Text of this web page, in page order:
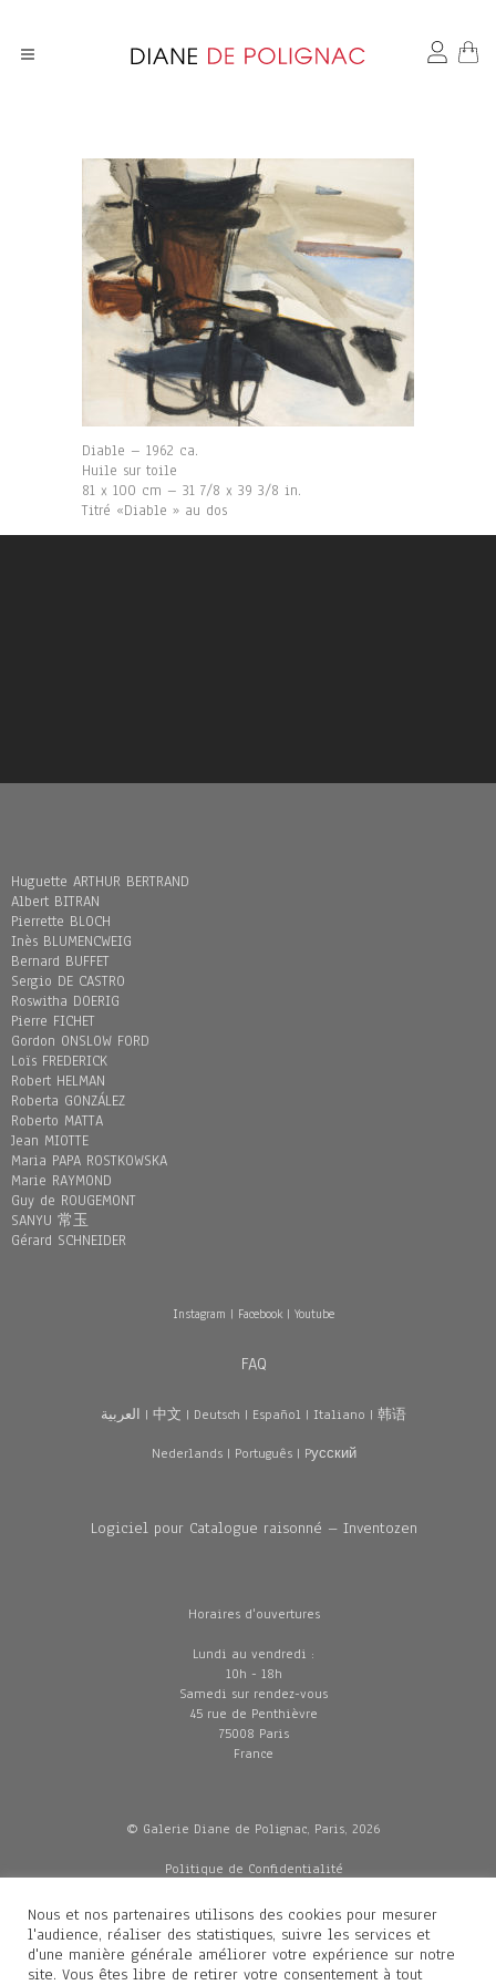
Diable – 1962 ca.
Huile sur toile
81 x 100 cm – 31 7/8 x 39 3/8 in.
Titré «Diable » au dos
Huguette ARTHUR BERTRAND
Albert BITRAN
Pierrette BLOCH
Inès BLUMENCWEIG
Bernard BUFFET
Sergio DE CASTRO
Roswitha DOERIG
Pierre FICHET
Gordon ONSLOW FORD
Loïs FREDERICK
Robert HELMAN
Roberta GONZÁLEZ
Roberto MATTA
Jean MIOTTE
Maria PAPA ROSTKOWSKA
Marie RAYMOND
Guy de ROUGEMONT
SANYU 常玉
Gérard SCHNEIDER
Instagram | Facebook| Youtube
FAQ
العربية | 中文 | Deutsch | Español | Italiano | 韩语
Nederlands| Português| Pусский
Logiciel pour Catalogue raisonné – Inventozen
Horaires d'ouvertures
Lundi au vendredi :
10h - 18h
Samedi sur rendez-vous
45 rue de Penthièvre
75008 Paris
France
© Galerie Diane de Polignac, Paris, 2026
Politique de Confidentialité
Mentions légales
Livraisons
Nous et nos partenaires utilisons des cookies pour mesurer
l'audience, réaliser des statistiques, suivre les services et
d'une manière générale améliorer votre expérience sur notre
site. Vous êtes libre de retirer votre consentement à tout